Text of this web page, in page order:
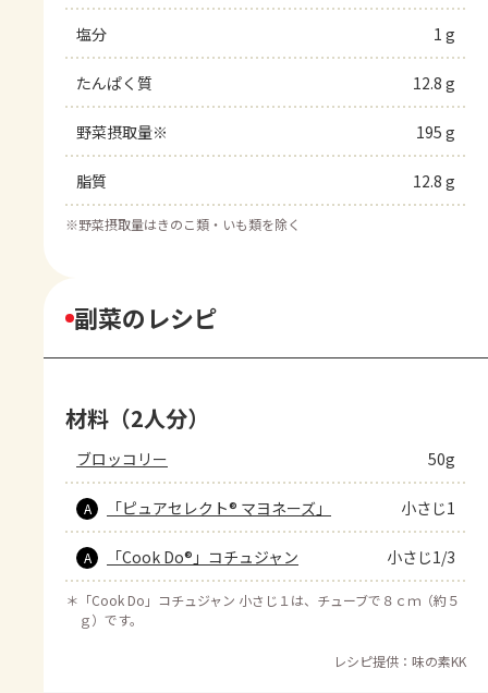
塩分 1 g
たんぱく質 12.8 g
野菜摂取量※ 195 g
脂質 12.8 g
※野菜摂取量はきのこ類・いも類を除く
副菜のレシピ
材料（2人分）
ブロッコリー 50g
A 「ピュアセレクト® マヨネーズ」 小さじ1
A 「Cook Do®」コチュジャン 小さじ1/3
＊ 「Cook Do」コチュジャン 小さじ１は、チューブで８ｃｍ（約５
ｇ）です。
レシピ提供：味の素KK